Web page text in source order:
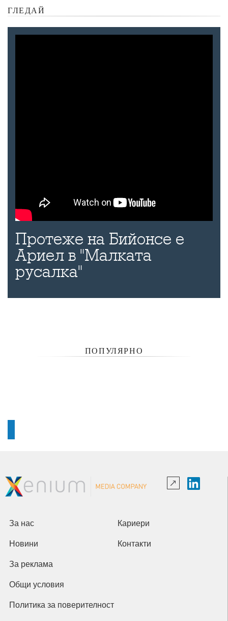
ГЛЕДАЙ
Протеже на Бийонсе е
Ариел в "Малката
русалка"
ПОПУЛЯРНО
За нас Кариери
Новини Контакти
За реклама
Общи условия
Политика за поверителност